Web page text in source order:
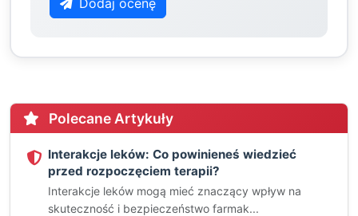
Dodaj ocenę
Polecane Artykuły
Interakcje leków: Co powinieneś wiedzieć
przed rozpoczęciem terapii?
Interakcje leków mogą mieć znaczący wpływ na
skuteczność i bezpieczeństwo farmak...